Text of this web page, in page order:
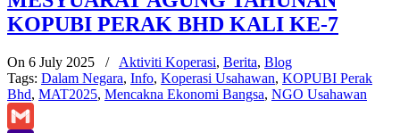
KOPUBI PERAK BHD KALI KE-7
On 6 July 2025 / Aktiviti Koperasi, Berita, Blog
Tags: Dalam Negara, Info, Koperasi Usahawan, KOPUBI Perak
Bhd, MAT2025, Mencakna Ekonomi Bangsa, NGO Usahawan